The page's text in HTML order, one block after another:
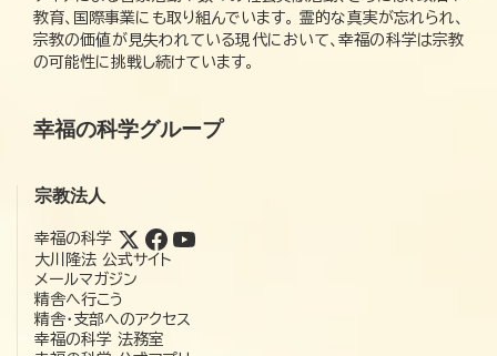
教育、国際事業にも取り組んでいます。 霊的な真実が忘れられ、
宗教の価値が見失われている現代において、幸福の科学は宗教
の可能性に挑戦し続けています。
幸福の科学グループ
宗教法人
幸福の科学
大川隆法 公式サイト
メールマガジン
精舎へ行こう
精舎・支部へのアクセス
幸福の科学 法務室